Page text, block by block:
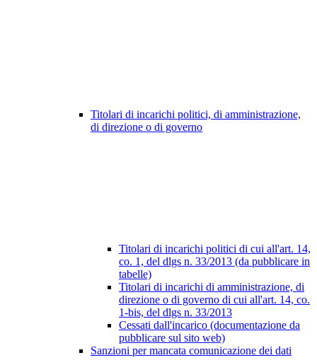
Titolari di incarichi politici, di amministrazione,
di direzione o di governo
Titolari di incarichi politici di cui all'art. 14,
co. 1, del dlgs n. 33/2013 (da pubblicare in
tabelle)
Titolari di incarichi di amministrazione, di
direzione o di governo di cui all'art. 14, co.
1-bis, del dlgs n. 33/2013
Cessati dall'incarico (documentazione da
pubblicare sul sito web)
Sanzioni per mancata comunicazione dei dati